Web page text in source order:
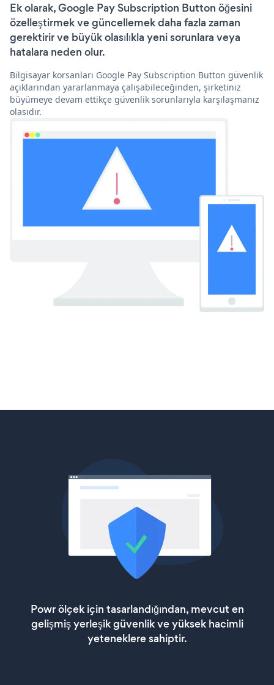
Ek olarak, Google Pay Subscription Button öğesini
özelleştirmek ve güncellemek daha fazla zaman
gerektirir ve büyük olasılıkla yeni sorunlara veya
hatalara neden olur.
Bilgisayar korsanları Google Pay Subscription Button güvenlik
açıklarından yararlanmaya çalışabileceğinden, şirketiniz
büyümeye devam ettikçe güvenlik sorunlarıyla karşılaşmanız
olasıdır.
Powr ölçek için tasarlandığından, mevcut en
gelişmiş yerleşik güvenlik ve yüksek hacimli
yeteneklere sahiptir.